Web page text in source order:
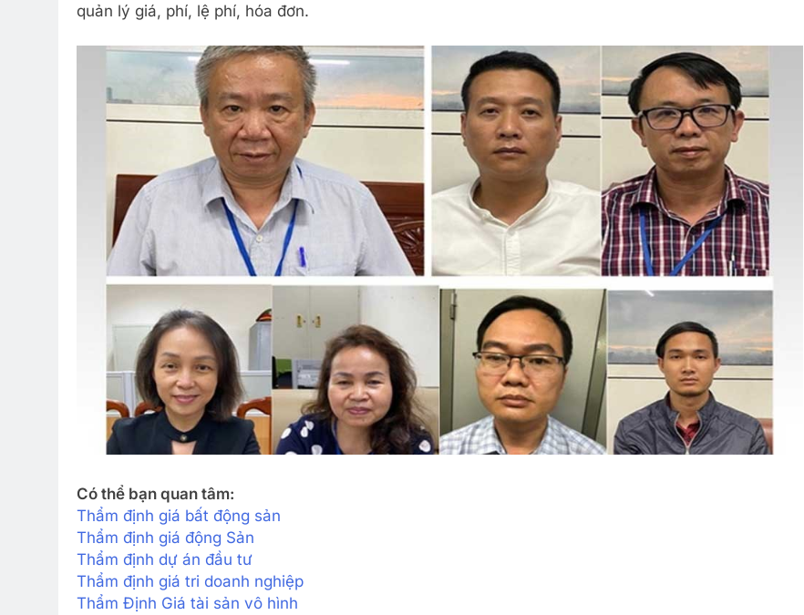
quản lý giá, phí, lệ phí, hóa đơn.
Có thể bạn quan tâm:
Thẩm định giá bất động sản
Thẩm định giá động Sản
Thẩm định dự án đầu tư
Thẩm định giá tri doanh nghiệp
Thẩm Định Giá tài sản vô hình